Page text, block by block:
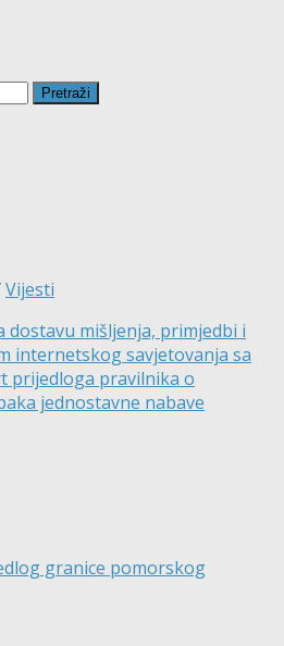
Vijesti
dostavu mišljenja, primjedbi i
internetskog savjetovanja sa
prijedloga pravilnika o
jednostavne nabave
granice pomorskog